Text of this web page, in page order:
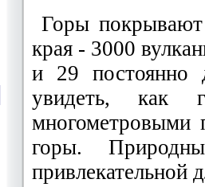
Горы покрывают
края - 3000
и 29 постоянно
увидеть, как
многометровыми
горы.
привлекательной